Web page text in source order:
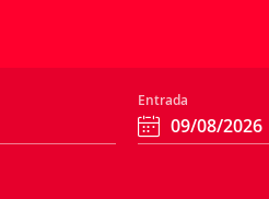
Entrada